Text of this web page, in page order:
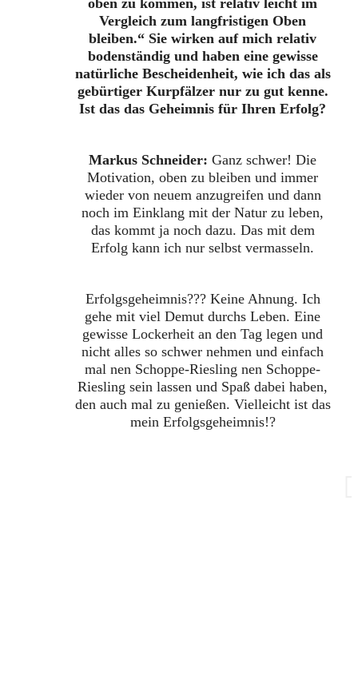
Vergleich zum langfristigen Oben
bleiben.“ Sie wirken auf mich relativ
bodenständig und haben eine gewisse
natürliche Bescheidenheit, wie ich das als
gebürtiger Kurpfälzer nur zu gut kenne.
Ist das das Geheimnis für Ihren Erfolg?
Markus Schneider:Ganz schwer! Die
Motivation, oben zu bleiben und immer
wieder von neuem anzugreifen und dann
noch im Einklang mit der Natur zu leben,
das kommt ja noch dazu. Das mit dem
Erfolg kann ich nur selbst vermasseln.
Erfolgsgeheimnis??? Keine Ahnung. Ich
gehe mit viel Demut durchs Leben. Eine
gewisse Lockerheit an den Tag legen und
nicht alles so schwer nehmen und einfach
mal nen Schoppe-Riesling nen Schoppe-
Riesling sein lassen und Spaß dabei haben,
den auch mal zu genießen. Vielleicht ist das
mein Erfolgsgeheimnis!?